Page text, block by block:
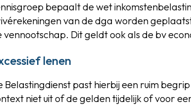
bepaalt de wet
van de dga worden
vennootschap. Dit geldt ook als de bv
lenen
Belastingdienst past hierbij een ruim
niet uit of de gelden tijdelijk of voor